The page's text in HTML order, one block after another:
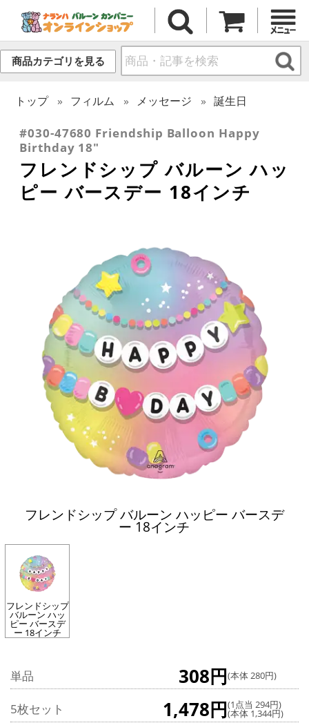
商品カテゴリを見る
トップ フィルム メッセージ 誕生日
#030-47680 Friendship Balloon Happy
Birthday 18"
フレンドシップ バルーン ハッ
ピー バースデー 18インチ
フレンドシップ バルーン ハッピー バースデ
ー 18インチ
フレンドシップ
バルーン ハッ
ピー バースデ
ー 18インチ
単品 308円(本体 280円)
5枚セット 1,478円(1点当 294円)
(本体 1,344円)